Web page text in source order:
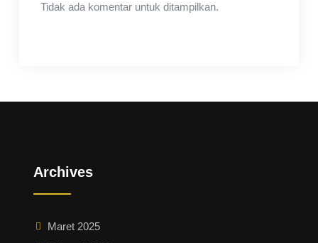
Tidak ada komentar untuk ditampilkan.
Archives
Maret 2025